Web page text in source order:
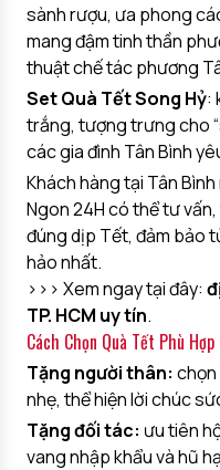
sành rượu, ưa phong
mang đậm tinh thần
thuật chế tác phương
Set Quà Tết Song Hỷ:
trắng, tượng trưng cho
các gia đình Tân Bình
Khách hàng tại Tân
Ngon 24H có thể tư
đúng dịp Tết, đảm bảo
hảo nhất.
>>> Xem ngay tại đây:
TP. HCM uy tín.
Cách Chọn Quà Tết Phù
Tặng người thân:
nhẹ, thể hiện lời chúc
Tặng đối tác: ưu tiên
vang nhập khẩu và hũ